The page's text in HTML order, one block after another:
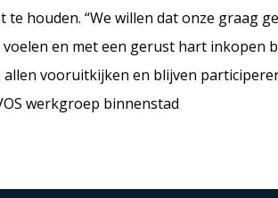
houden. “We willen dat onze graag
en met een gerust hart inkopen
allen vooruitkijken en blijven
werkgroep binnenstad